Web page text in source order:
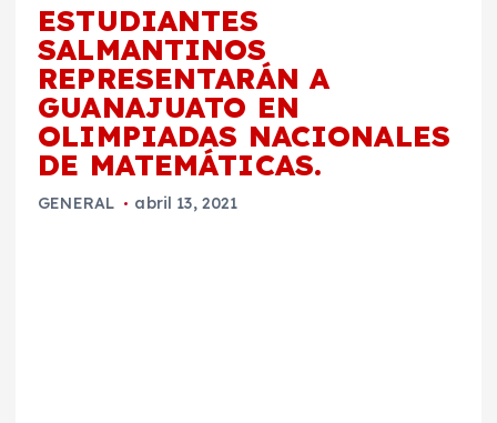
ESTUDIANTES
SALMANTINOS
REPRESENTARÁN A
GUANAJUATO EN
OLIMPIADAS NACIONALES
DE MATEMÁTICAS.
GENERAL abril 13, 2021